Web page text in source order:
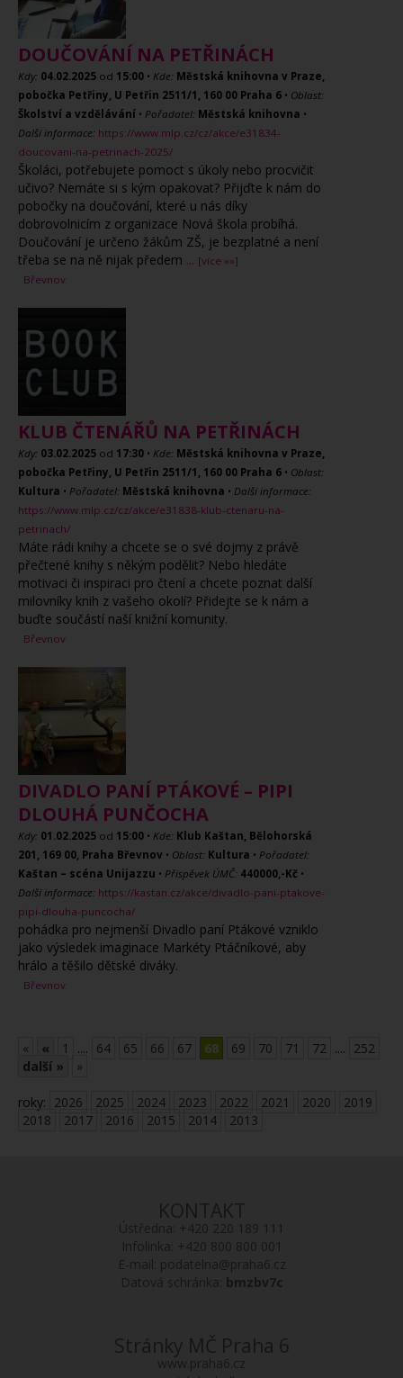
DOUČOVÁNÍ NA PETŘINÁCH
Kdy: 04.02.2025 od 15:00 • Kde: Městská knihovna v Praze,
pobočka Petřiny, U Petřin 2511/1, 160 00 Praha 6 • Oblast:
Školství a vzdělávání • Pořadatel: Městská knihovna •
Další informace: https://www.mlp.cz/cz/akce/e31834-
doucovani-na-petrinach-2025/
Školáci, potřebujete pomoct s úkoly nebo procvičit
učivo? Nemáte si s kým opakovat? Přijďte k nám do
pobočky na doučování, které u nás díky
dobrovolnicím z organizace Nová škola probíhá.
Doučování je určeno žákům ZŠ, je bezplatné a není
třeba se na ně nijak předem ... [více »»]
Břevnov
KLUB ČTENÁŘŮ NA PETŘINÁCH
Kdy: 03.02.2025 od 17:30 • Kde: Městská knihovna v Praze,
pobočka Petřiny, U Petřin 2511/1, 160 00 Praha 6 • Oblast:
Kultura • Pořadatel: Městská knihovna • Další informace:
https://www.mlp.cz/cz/akce/e31838-klub-ctenaru-na-
petrinach/
Máte rádi knihy a chcete se o své dojmy z právě
přečtené knihy s někým podělit? Nebo hledáte
motivaci či inspiraci pro čtení a chcete poznat další
milovníky knih z vašeho okolí? Přidejte se k nám a
buďte součástí naší knižní komunity.
Břevnov
DIVADLO PANÍ PTÁKOVÉ – PIPI
DLOUHÁ PUNČOCHA
Kdy: 01.02.2025 od 15:00 • Kde: Klub Kaštan, Bělohorská
201, 169 00, Praha Břevnov • Oblast: Kultura • Pořadatel:
Kaštan – scéna Unijazzu • Příspěvek ÚMČ: 440000,-Kč •
Další informace: https://kastan.cz/akce/divadlo-pani-ptakove-
pipi-dlouha-puncocha/
pohádka pro nejmenší Divadlo paní Ptákové vzniklo
jako výsledek imaginace Markéty Ptáčníkové, aby
hrálo a těšilo dětské diváky.
Břevnov
« « 1 .... 64 65 66 67 68 69 70 71 72 .... 252
další »
»
roky: 2026 2025 2024 2023 2022 2021 2020
2019
2018
2017 2016 2015 2014 2013
KONTAKT
Ústředna: +420 220 189 111
Infolinka: +420 800 800 001
E-mail: podatelna@praha6.cz
Datová schránka: bmzbv7c
Stránky MČ Praha 6
www.praha6.cz